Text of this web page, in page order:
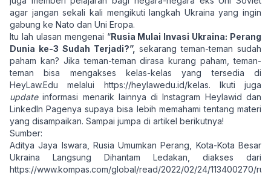
agar jangan sekali kali mengikuti langkah Ukraina yang ingin
gabung ke Nato dan Uni Eropa.
Itu lah ulasan mengenai “Rusia Mulai Invasi Ukraina: Perang
Dunia ke-3 Sudah Terjadi?”, sekarang teman-teman sudah
paham kan? Jika teman-teman dirasa kurang paham, teman-
teman bisa mengakses kelas-kelas yang tersedia di
HeyLaw.Edu melalui https://heylawedu.id/kelas. Ikuti juga
updateinformasi menarik lainnya di Instagram Heylawid dan
LinkedIn Pagenya supaya bisa lebih memahami tentang materi
yang disampaikan. Sampai jumpa di artikel berikutnya!
Sumber:
Aditya Jaya Iswara, Rusia Umumkan Perang, Kota-Kota Besar
Ukraina Langsung Dihantam Ledakan, diakses dari
https://www.kompas.com/global/read/2022/02/24/113400270/